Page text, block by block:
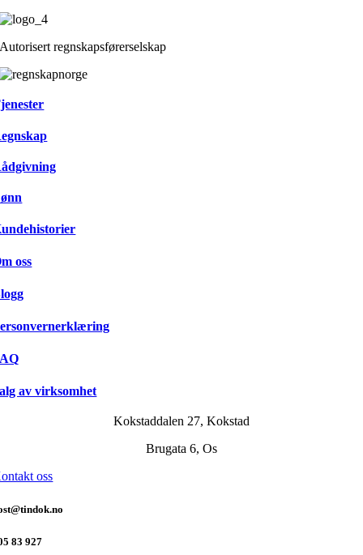
Autorisert regnskapsførerselskap
oss
av virksomhet
Kokstaddalen 27, Kokstad
Brugata 6, Os
oss
83 927